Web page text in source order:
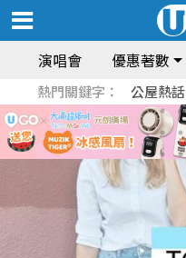
演唱會 優惠著數
熱門關鍵字： 公屋熱話